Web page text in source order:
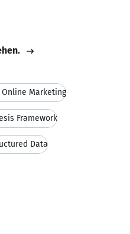
Marketing
Framework
Data